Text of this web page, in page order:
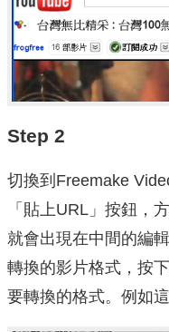
Step 2
切換到Freemake
「貼上URL」按鈕，
就會出現在中間的編
轉換的影片格式，按
要轉換的格式。例如